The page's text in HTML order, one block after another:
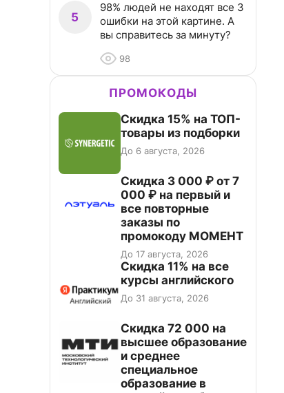
5
98% людей не находят все 3
ошибки на этой картине. А
вы справитесь за минуту?
98
ПРОМОКОДЫ
Скидка 15% на ТОП-
товары из подборки
До 6 августа, 2026
Скидка 3 000 ₽ от 7
000 ₽ на первый и
все повторные
заказы по
промокоду МОМЕНТ
До 17 августа, 2026
Скидка 11% на все
курсы английского
До 31 августа, 2026
Скидка 72 000 на
высшее образование
и среднее
специальное
образование в